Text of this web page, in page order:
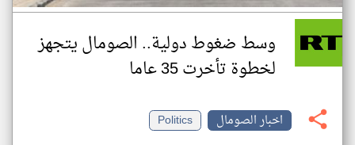
وسط ضغوط دولية.. الصومال يتجهز
لخطوة تأخرت 35 عاما
اخبار الصومال
Politics